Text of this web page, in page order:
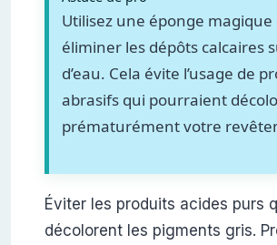
Utilisez une éponge
éliminer les dépôts calcaires
d’eau. Cela évite l’usage de
abrasifs qui pourraient
prématurément votre
Éviter les produits acides purs
décolorent les pigments gris.